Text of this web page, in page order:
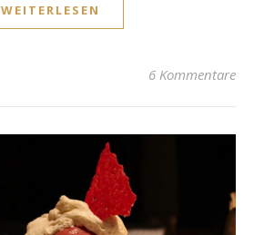
WEITERLESEN
6 Kommentare